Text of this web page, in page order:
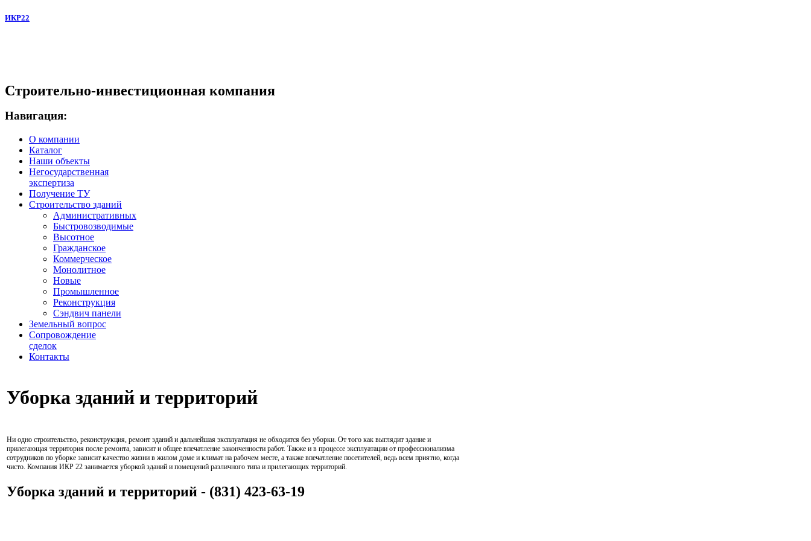
ИКР22
Строительно-инвестиционная компания
Навигация:
О компании
Каталог
Наши объекты
Негосударственная
экспертиза
Получение ТУ
Строительство зданий
Административных
Быстровозводимые
Высотное
Гражданское
Коммерческое
Монолитное
Новые
Промышленное
Реконструкция
Сэндвич панели
Земельный вопрос
Сопровождение
сделок
Контакты
Уборка зданий и территорий
Ни одно строительство, реконструкция, ремонт зданий и дальнейшая эксплуатация не обходится без уборки. От того как выглядит здание и
прилегающая территория после ремонта, зависит и общее впечатление законченности работ. Также и в процессе эксплуатации от профессионализма
сотрудников по уборке зависит качество жизни в жилом доме и климат на рабочем месте, а также впечатление посетителей, ведь всем приятно, когда
чисто. Компания ИКР 22 занимается уборкой зданий и помещений различного типа и прилегающих территорий.
Уборка зданий и территорий - (831) 423-63-19